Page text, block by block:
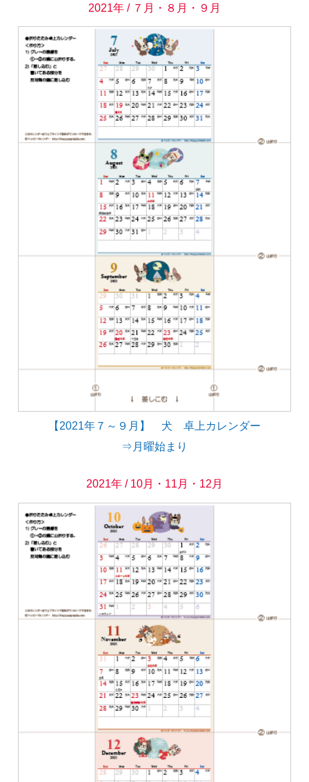
2021年 / ７月・８月・９月
【2021年７～９月】 犬 卓上カレンダー
⇒月曜始まり
2021年 / 10月・11月・12月